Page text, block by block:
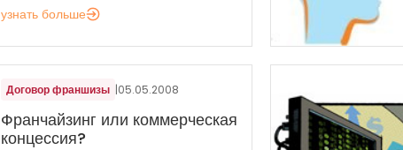
узнать больше
Договор франшизы |05.05.2008
Франчайзинг или коммерческая
концессия?